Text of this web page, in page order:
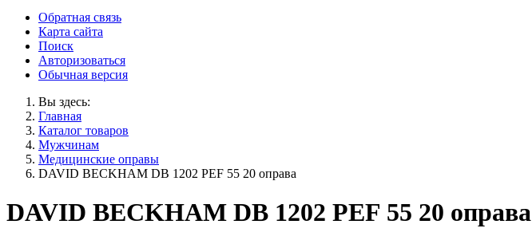
Обратная связь
Карта сайта
Поиск
Авторизоваться
Обычная версия
Вы здесь:
Главная
Каталог товаров
Мужчинам
Медицинские оправы
DAVID BECKHAM DB 1202 PEF 55 20 оправа
DAVID BECKHAM DB 1202 PEF 55 20 оправа